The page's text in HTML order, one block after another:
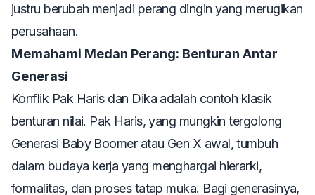
justru berubah menjadi perang dingin yang merugikan
perusahaan.
Memahami Medan Perang: Benturan Antar
Generasi
Konflik Pak Haris dan Dika adalah contoh klasik
benturan nilai. Pak Haris, yang mungkin tergolong
Generasi Baby Boomer atau Gen X awal, tumbuh
dalam budaya kerja yang menghargai hierarki,
formalitas, dan proses tatap muka. Bagi generasinya,